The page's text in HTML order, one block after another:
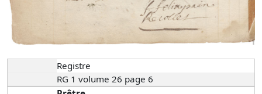
Registre
RG 1 volume 26 page 6